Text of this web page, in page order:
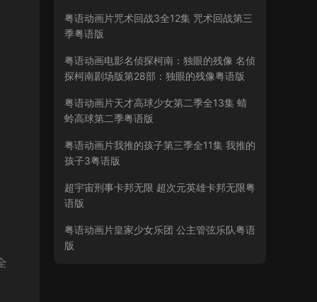
粤语动画片咒术回战3全12集 咒术回战第三
季粤语版
粤语动画电影名侦探柯南：独眼的残像 名侦
探柯南剧场版第28部：独眼的残像粤语版
粤语动画片天才高球少女第二季全13集 蜻
蛉高球第二季粤语版
粤语动画片我推的孩子第三季全11集 我推的
孩子3粤语版
超宇宙刑事卡邦无限 超次元英雄卡邦无限粤
语版
粤语动画片皇家少女乐团 公主管弦乐队粤语
版